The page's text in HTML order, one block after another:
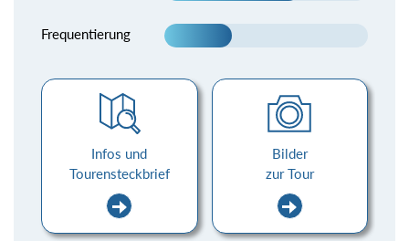
Frequentierung
Infos und
Tourensteckbrief
Bilder
zur Tour